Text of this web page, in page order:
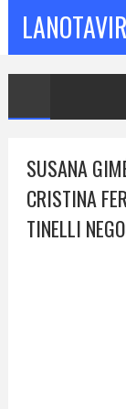
SUSANA
CRISTINA
TINELLI